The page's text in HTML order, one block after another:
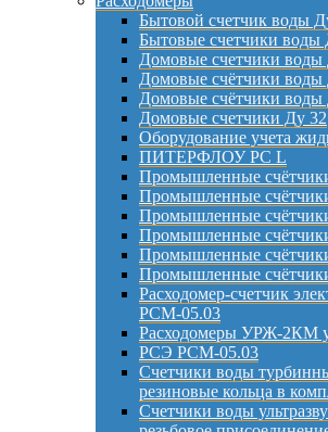
Бытовой счетчик воды
Бытовые счетчики
Домовые счетчики воды
Домовые счётчики воды
Домовые счётчики воды
Домовые счетчики Ду 32
Оборудование учета
ПИТЕРФЛОУ РС L
Промышленные
Промышленные
Промышленные
Промышленные
Промышленные
Промышленные
Расходомер-счетчик
РСМ-05.03
Расходомеры УРЖ-2КМ
РСЭ РСМ-05.03
Счетчики воды
резиновые кольца в
Счетчики воды